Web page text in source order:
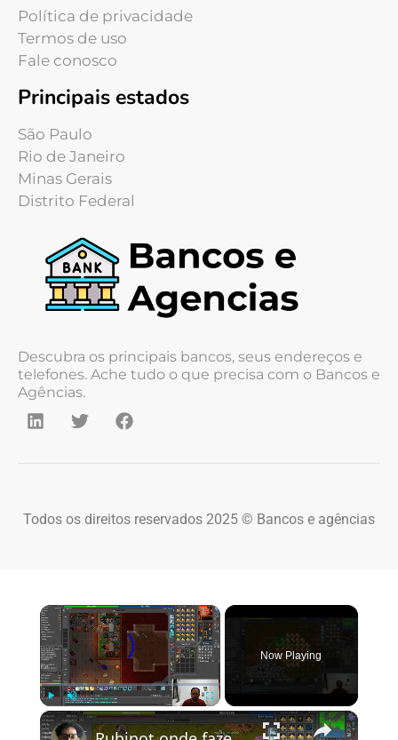
Política de privacidade
Termos de uso
Fale conosco
Principais estados
São Paulo
Rio de Janeiro
Minas Gerais
Distrito Federal
Descubra os principais bancos, seus endereços e
telefones. Ache tudo o que precisa com o Bancos e
Agências.
Todos os direitos reservados 2025 © Bancos e agências
×
Play Unmute Fullscreen
Now Playing
×